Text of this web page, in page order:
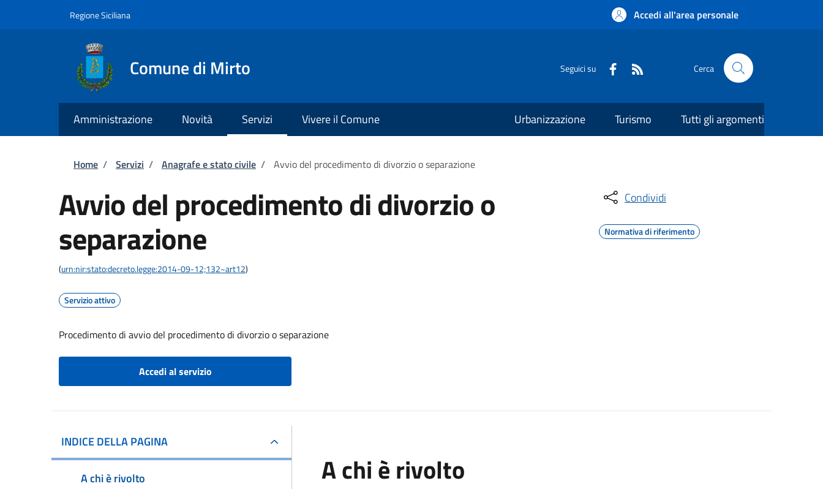
Regione Siciliana Accedi all'area personale
Comune di Mirto Seguici su Cerca
Amministrazione Novità Servizi Vivere il Comune Urbanizzazione Turismo Tutti gli argomenti
Briciole di pane
Home / Servizi / Anagrafe e stato civile / Avvio del procedimento di divorzio o separazione
Avvio del procedimento di divorzio o
separazione
(urn:nir:stato:decreto.legge:2014-09-12;132~art12)
Servizio attivo
Procedimento di avvio del procedimento di divorzio o separazione
Accedi al servizio
Condividi
Normativa di riferimento
INDICE DELLA PAGINA
A chi è rivolto
A chi è rivolto